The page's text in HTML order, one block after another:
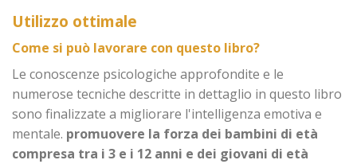
Utilizzo ottimale
Come si può lavorare con questo libro?
Le conoscenze psicologiche approfondite e le
numerose tecniche descritte in dettaglio in questo libro
sono finalizzate a migliorare l'intelligenza emotiva e
mentale. promuovere la forza dei bambini di età
compresa tra i 3 e i 12 anni e dei giovani di età